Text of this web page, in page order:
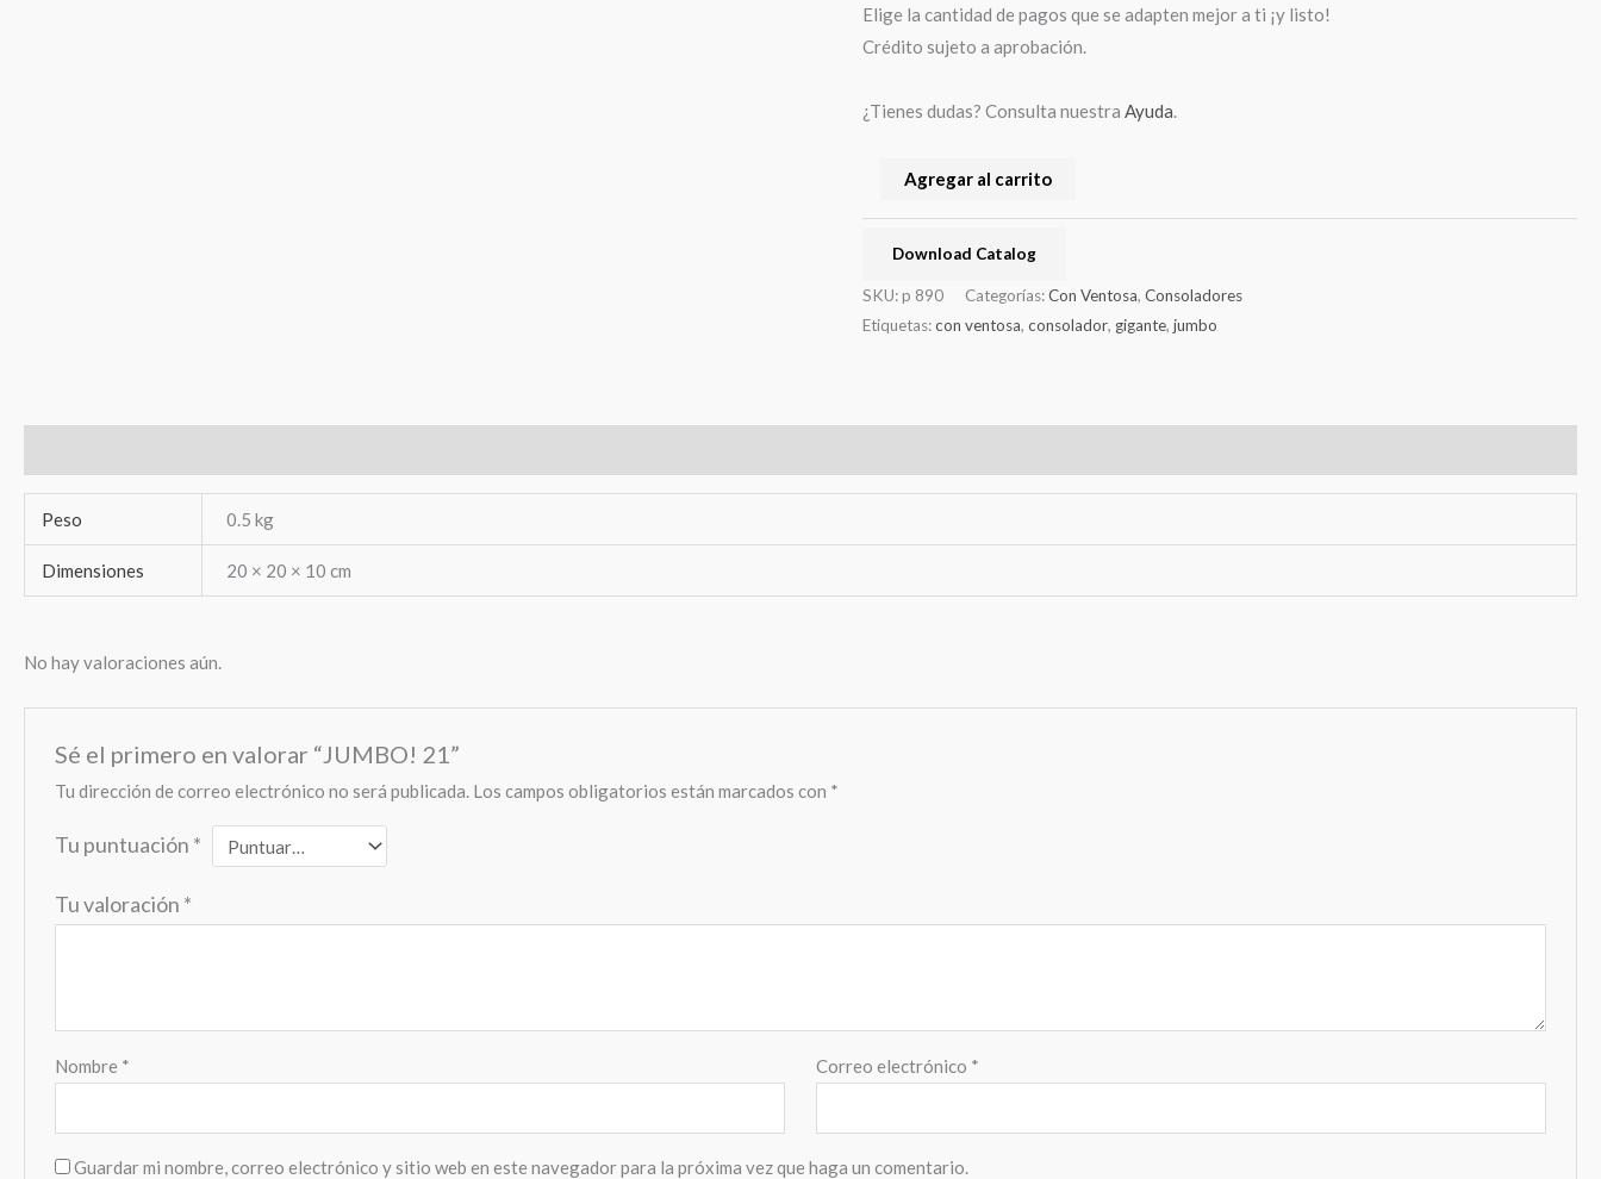
Elige la cantidad de pagos que se adapten mejor a ti ¡y listo!
Crédito sujeto a aprobación.
¿Tienes dudas? Consulta nuestraAyuda.
Agregar al carrito
Download Catalog
SKU:p 890 Categorías:Con Ventosa,Consoladores
Etiquetas:con ventosa,consolador, gigante,jumbo
Peso 0.5 kg
Dimensiones 20 × 20 × 10 cm
No hay valoraciones aún.
Sé el primero en valorar “JUMBO! 21”
Tu dirección de correo electrónico no será publicada. Los campos obligatorios están marcados con *
Tu puntuación *
Tu valoración *
Nombre * Correo electrónico *
Guardar mi nombre, correo electrónico y sitio web en este navegador para la próxima vez que haga un comentario.